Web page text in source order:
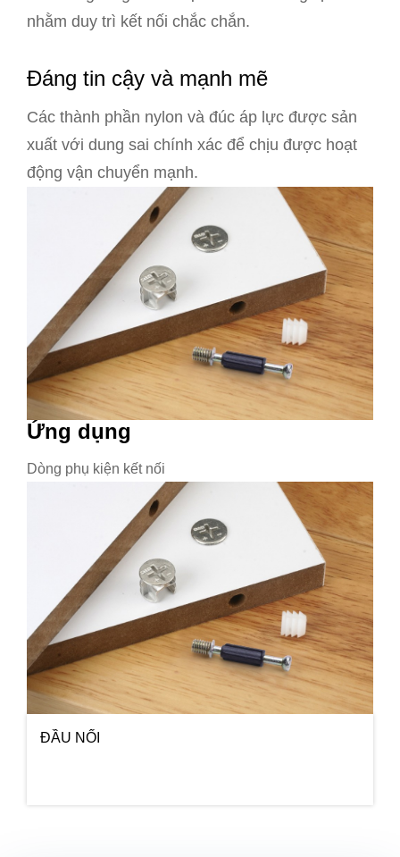
nhằm duy trì kết nối chắc chắn.
Đáng tin cậy và mạnh mẽ
Các thành phần nylon và đúc áp lực được sản
xuất với dung sai chính xác để chịu được hoạt
động vận chuyển mạnh.
Ứng dụng
Dòng phụ kiện kết nối
ĐẦU NỐI